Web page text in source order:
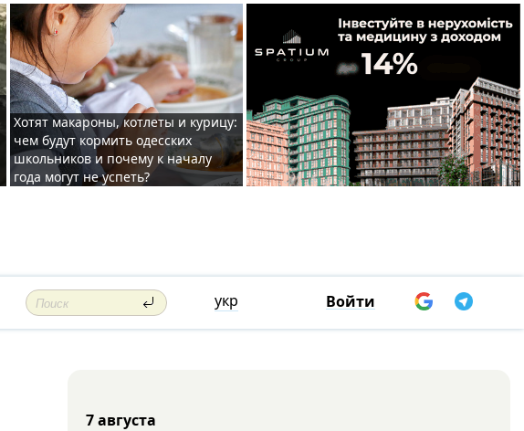
Хотят макароны, котлеты и курицу:
чем будут кормить одесских
школьников и почему к началу
года могут не успеть?
укр Войти
7 августа